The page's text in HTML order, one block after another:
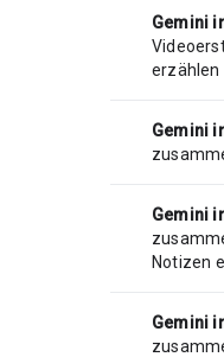
Gemini
erzählen
Gemini
Gemini
Notizen
Gemini